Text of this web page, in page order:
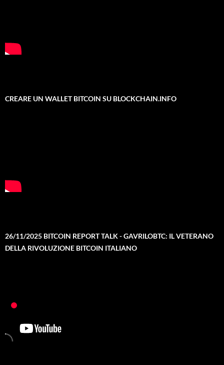
CREARE UN WALLET BITCOIN SU BLOCKCHAIN.INFO
26/11/2025 BITCOIN REPORT TALK - GAVRILOBTC: IL VETERANO
DELLA RIVOLUZIONE BITCOIN ITALIANO